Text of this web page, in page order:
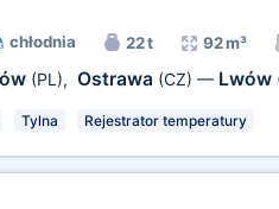
chłodnia 22 t 92 m³
(PL), Ostrawa (CZ) — Lwów
Tylna Rejestrator temperatury